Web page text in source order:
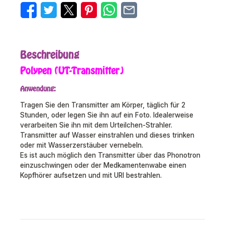
Beschreibung
Polypen (UT-Transmitter)
Anwendung:
Tragen Sie den Transmitter am Körper, täglich für 2
Stunden, oder legen Sie ihn auf ein Foto. Idealerweise
verarbeiten Sie ihn mit dem Urteilchen-Strahler.
Transmitter auf Wasser einstrahlen und dieses trinken
oder mit Wasserzerstäuber vernebeln.
Es ist auch möglich den Transmitter über das Phonotron
einzuschwingen oder der Medkamentenwabe einen
Kopfhörer aufsetzen und mit URI bestrahlen.